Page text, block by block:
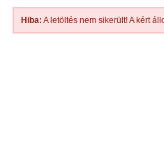
Hiba: A letöltés nem sikerült! A kért